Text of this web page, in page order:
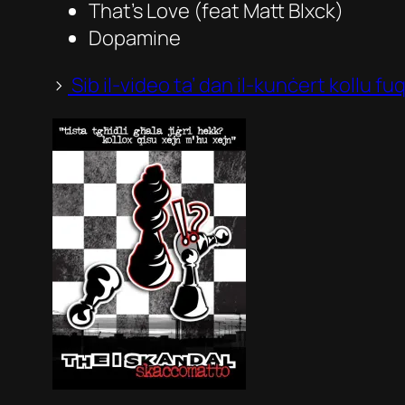
That’s Love (feat Matt Blxck)
Dopamine
> Sib il-video ta’ dan il-kunċert kollu